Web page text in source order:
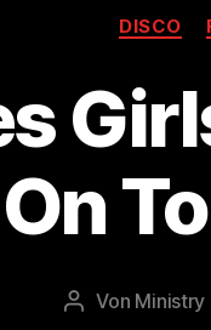
DISCO
Beitragsautor
Von Ministry